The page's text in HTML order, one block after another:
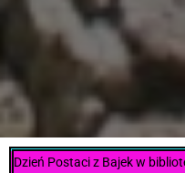
Dzień Postaci z Bajek w